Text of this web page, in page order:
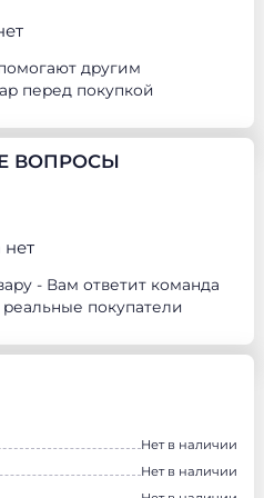
каркас;
и гайка М8;
другим
перед покупкой
ВОПРОСЫ
нет
- Вам ответит команда
покупатели
Нет в наличии
Нет в наличии